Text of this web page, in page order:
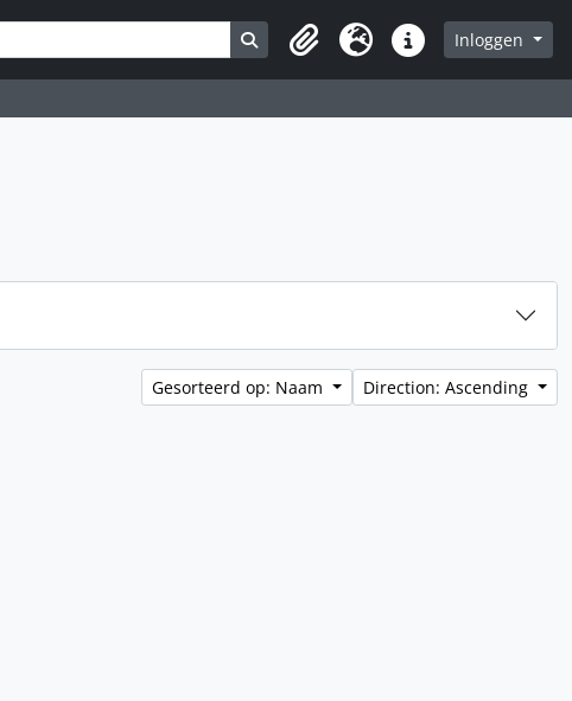
Search in browse page
Clipboard
Taal Quick linksInloggen
Gesorteerd op: Naam Direction: Ascending